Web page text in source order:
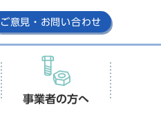
ご意見・お問い合わせ
事業者の方へ